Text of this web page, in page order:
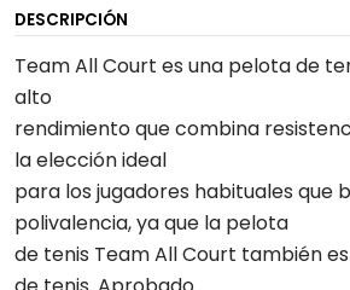
DESCRIPCIÓN
Team All Court es una pelota de
alto
rendimiento que combina
la elección ideal
para los jugadores habituales que
polivalencia, ya que la pelota
de tenis Team All Court también